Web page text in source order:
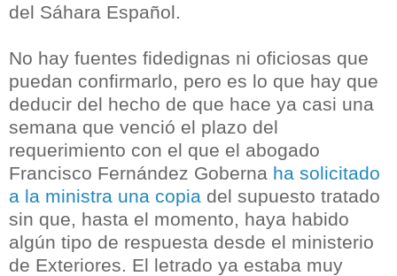
del Sáhara Español.
No hay fuentes fidedignas ni oficiosas que
puedan confirmarlo, pero es lo que hay que
deducir del hecho de que hace ya casi una
semana que venció el plazo del
requerimiento con el que el abogado
Francisco Fernández Goberna ha solicitado
a la ministra una copia del supuesto tratado
sin que, hasta el momento, haya habido
algún tipo de respuesta desde el ministerio
de Exteriores. El letrado ya estaba muy